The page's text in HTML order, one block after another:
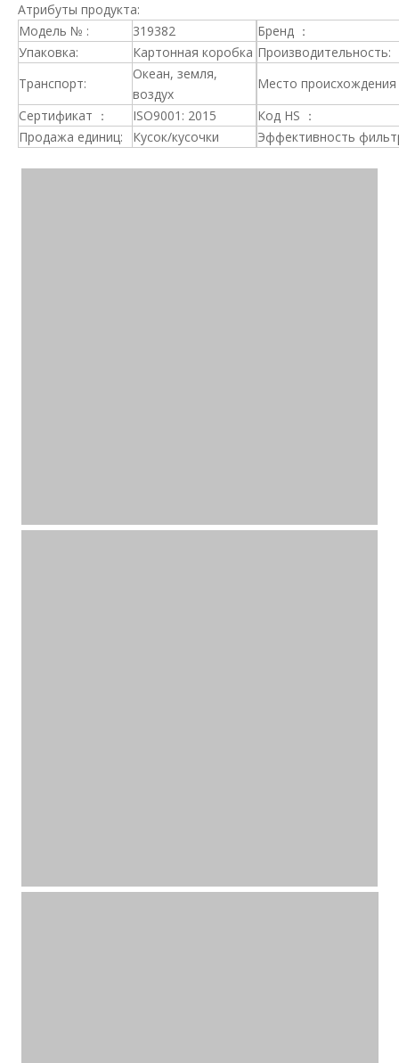
Атрибуты продукта:
Модель № :
319382
Бренд ：
Упаковка:
Картонная коробка Производительность:
Транспорт:
Океан, земля,
воздух
Место происхождения
Сертификат ：
ISO9001: 2015
Код HS ：
Продажа единиц:
Кусок/кусочки Эффективность